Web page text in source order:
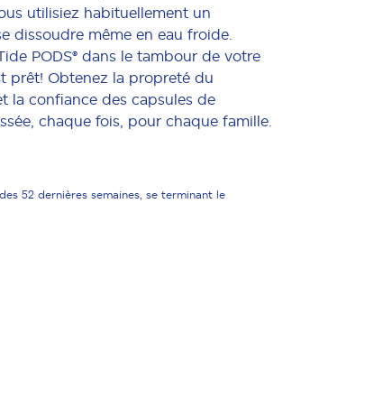
utilisiez habituellement un
dissoudre même en eau froide.
PODS® dans le tambour de votre
prêt! Obtenez la propreté du
la confiance des capsules de
chaque fois, pour chaque famille.
52 dernières semaines, se terminant le